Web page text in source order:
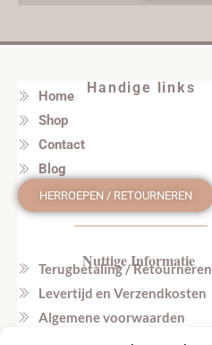
Handige links
Home
Shop
Contact
Blog
HERROEPEN / RETOURNEREN
Nuttige Informatie
Terugbetaling / Retourneren
Levertijd en Verzendkosten
Algemene voorwaarden